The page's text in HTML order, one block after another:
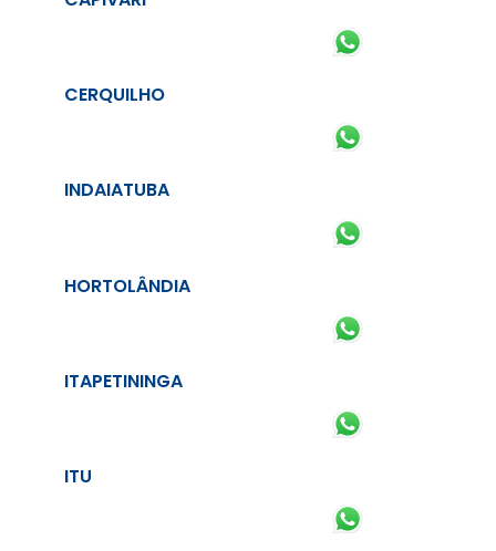
CERQUILHO
INDAIATUBA
HORTOLÂNDIA
ITAPETININGA
ITU